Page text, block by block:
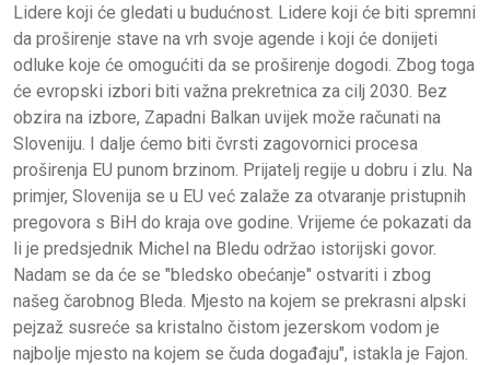
Lidere koji će gledati u budućnost. Lidere koji će biti spremni
da proširenje stave na vrh svoje agende i koji će donijeti
odluke koje će omogućiti da se proširenje dogodi. Zbog toga
će evropski izbori biti važna prekretnica za cilj 2030. Bez
obzira na izbore, Zapadni Balkan uvijek može računati na
Sloveniju. I dalje ćemo biti čvrsti zagovornici procesa
proširenja EU punom brzinom. Prijatelj regije u dobru i zlu. Na
primjer, Slovenija se u EU već zalaže za otvaranje pristupnih
pregovora s BiH do kraja ove godine. Vrijeme će pokazati da
li je predsjednik Michel na Bledu održao istorijski govor.
Nadam se da će se "bledsko obećanje" ostvariti i zbog
našeg čarobnog Bleda. Mjesto na kojem se prekrasni alpski
pejzaž susreće sa kristalno čistom jezerskom vodom je
najbolje mjesto na kojem se čuda događaju", istakla je Fajon.